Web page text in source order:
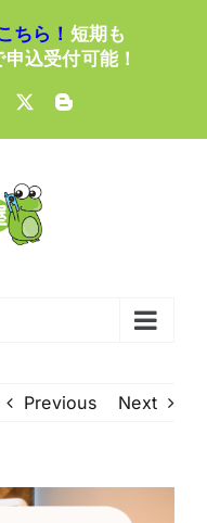
ちら！ 短期も
込受付可能！
Facebook
X Blogger
Previous Next